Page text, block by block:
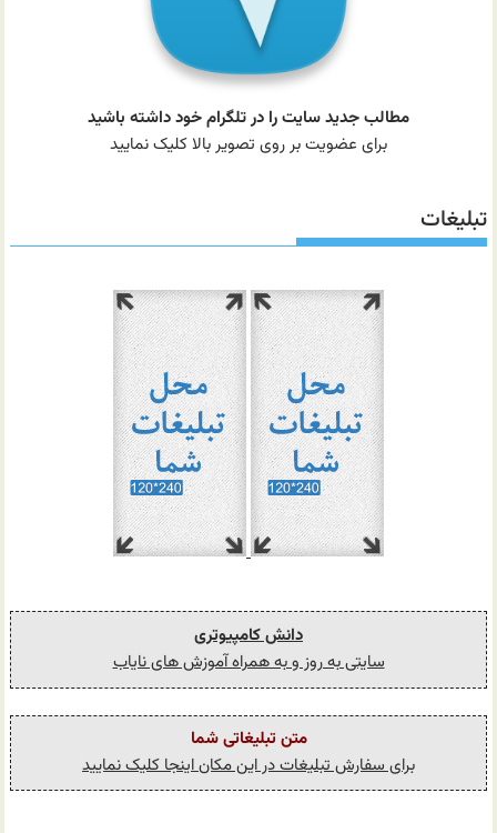
مطالب جدید سایت را در تلگرام خود داشته باشید
برای عضویت بر روی تصویر بالا کلیک نمایید
تبلیغات
دانش کامپیوتری
سایتی به روز و به همراه آموزش های نایاب
متن تبلیغاتی شما
برای سفارش تبلیغات در این مکان اینجا کلیک نمایید